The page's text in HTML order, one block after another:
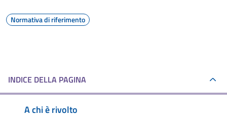
Normativa di riferimento
INDICE DELLA PAGINA
A chi è rivolto